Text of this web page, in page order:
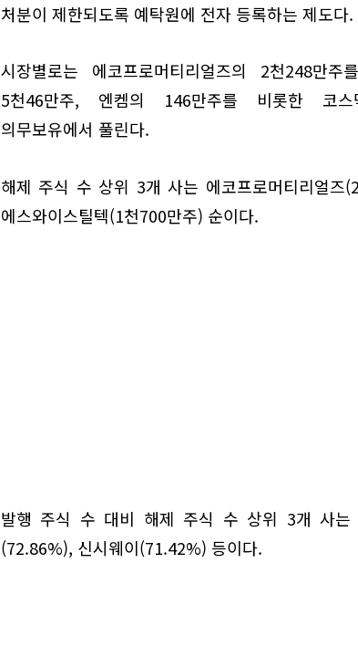
처분이 제한되도록 예탁원에 전자 등록하는 제도다.
시장별로는 에코프로머티리얼즈의 2천248만
5천46만주, 엔켐의 146만주를 비롯한 코스
의무보유에서 풀린다.
해제 주식 수 상위 3개 사는 에코프로머티리얼즈
에스와이스틸텍(1천700만주) 순이다.
발행 주식 수 대비 해제 주식 수 상위 3개 사는
(72.86%), 신시웨이(71.42%) 등이다.